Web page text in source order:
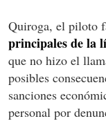
Quiroga, el piloto
principales de la
que no hizo el
posibles
sanciones
personal por